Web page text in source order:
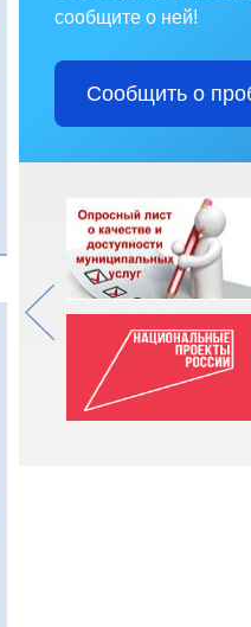
сообщите о ней!
Сообщить о